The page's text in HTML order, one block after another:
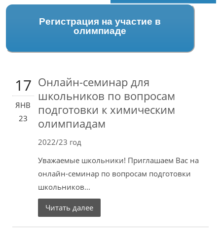
Регистрация на участие в
олимпиаде
17
ЯНВ
23
Онлайн-семинар для
школьников по вопросам
подготовки к химическим
олимпиадам
2022/23 год
Уважаемые школьники! Приглашаем Вас на
онлайн-семинар по вопросам подготовки
школьников...
Читать далее